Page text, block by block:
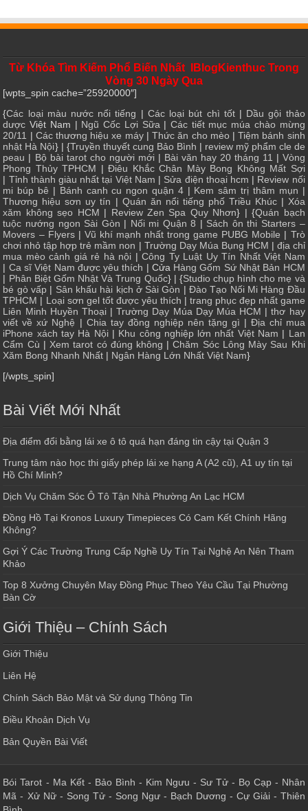
Từ Khóa Tìm Kiếm Phổ Biến Nhất IBlogKienthuc Trong
Vòng 30 Ngày Qua
[wpts_spin cache=”25920000″]
{Các loại màu nước nổi tiếng | Các loại bút chì tốt| Dầu gội thảo
dược Việt Nam | Ngũ Cốc Lợi Sữa | Các tiết mục múa chào mừng
20/11 | Các thương hiệu xe máy|Thức ăn cho mèo|Tiệm bánh sinh
nhật Hà Nội} | {Truyền thuyết cung Bảo Bình | review mỹ phẩm cle de
peau | Bộ bài tarot cho người mới| Bài văn hay 20 tháng 11 | Vòng
Phong Thủy TPHCM |Điêu Khắc Chân Mày Bong Không Mất Sợi
| Tỉnh thành giàu nhất tại Việt Nam | Sửa điện thoại hcm | Review nối
mi búp bê | Bánh canh cu ngon quận 4| Kem sâm trị thâm mụn |
Thương hiệu sơn uy tín | Quán ăn nổi tiếng phố Triều Khúc| Xóa
xăm không sẹo HCM | Review Zen Spa Quy Nhơn} | {Quán bạch
tuộc nướng ngon Sài Gòn | Nối mi Quận 8 | Sách ôn thi Starters –
Movers – Flyers| Vũ khí mạnh nhất trong game PUBG Mobile | Trò
chơi nhỏ tập hợp trẻ mầm non | Trường Dạy Múa Bụng HCM | địa chỉ
mua mèo cảnh giá rẻ hà nội |Công Ty Luật Uy Tín Nhất Việt Nam
| Ca sĩ Việt Nam được yêu thích | Cửa Hàng Gốm Sứ Nhật Bản HCM
| Phân Biệt Gốm Nhật Và Trung Quốc} | {Studio chụp hình cho mẹ và
bé gò vấp | Sân khấu hài kịch ở Sài Gòn |Đào Tạo Nối Mi Hàng Đầu
TPHCM | Loại sơn gel tốt được yêu thích | trang phục đẹp nhất game
Liên Minh Huyền Thoại|Trường Dạy Múa Dạy Múa HCM |thơ hay
viết về xứ Nghệ | Chia tay đồng nghiệp nên tặng gì | Địa chỉ mua
iPhone xách tay Hà Nội| Khu công nghiệp lớn nhất Việt Nam | Lan
Cẩm Cù | Xem tarot có đúng không |Chăm Sóc Lông Mày Sau Khi
Xăm Bong Nhanh Nhất | Ngân Hàng Lớn Nhất Việt Nam}
[/wpts_spin]
Bài Viết Mới Nhất
Địa điểm đổi bằng lái xe ô tô quá hạn đáng tin cậy tại Quận 3
Trung tâm nào học thi giấy phép lái xe hạng A (A2 cũ), A1 uy tín tại
Hồ Chí Minh?
Dịch Vụ Chăm Sóc Ô Tô Tận Nhà Phường An Lạc HCM
Đồng Hồ Tại Kronos Luxury Timepieces Có Cam Kết Chính Hãng
Không?
Gợi Ý Các Trường Trung Cấp Nghề Uy Tín Tại Nghệ An Nên Tham
Khảo
Top 8 Xưởng Chuyên May Đồng Phục Theo Yêu Cầu Tại Phường
Bàn Cờ
Giới Thiệu – Chính Sách
Giới Thiệu
Liên Hệ
Chính Sách Bảo Mật và Sử dụng Thông Tin
Điều Khoản Dịch Vụ
Bản Quyền Bài Viết
Bói Tarot - Ma Kết- Bảo Bình - Kim Ngưu - Sư Tử- Bọ Cạp- Nhân
Mã - Xử Nữ- Song Tử- Song Ngư- Bạch Dương - Cự Giải- Thiên